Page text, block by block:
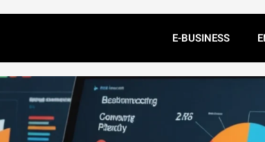
E-BUSINESS